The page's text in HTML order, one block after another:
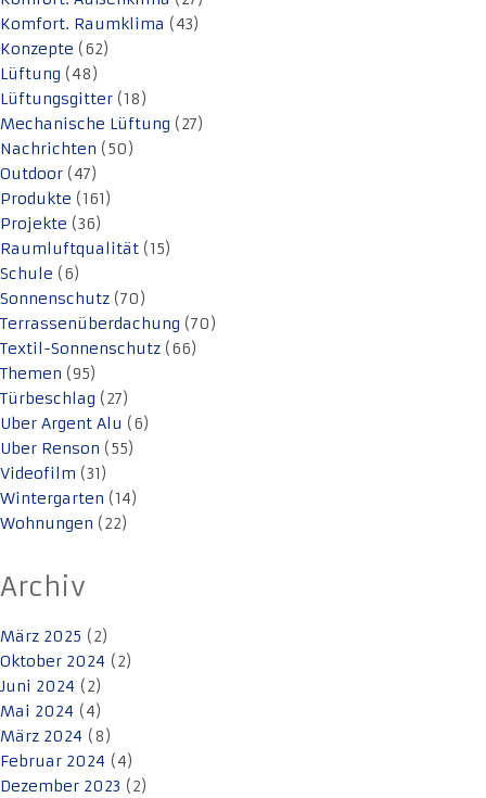
Komfort. Raumklima (43)
Konzepte (62)
Lüftung (48)
Lüftungsgitter (18)
Mechanische Lüftung (27)
Nachrichten (50)
Outdoor (47)
Produkte (161)
Projekte (36)
Raumluftqualität (15)
Schule (6)
Sonnenschutz (70)
Terrassenüberdachung (70)
Textil-Sonnenschutz (66)
Themen (95)
Türbeschlag (27)
Uber Argent Alu (6)
Uber Renson (55)
Videofilm (31)
Wintergarten (14)
Wohnungen (22)
Archiv
März 2025 (2)
Oktober 2024 (2)
Juni 2024 (2)
Mai 2024 (4)
März 2024 (8)
Februar 2024 (4)
Dezember 2023 (2)